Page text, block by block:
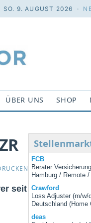
SO. 9. AUGUST 2026 ·
ÜBER UNS SHOP
seit
FCB
Berater
Hamburg / Remote
Crawford
Loss Adjuster (m/w/
Deutschland (Home
deas